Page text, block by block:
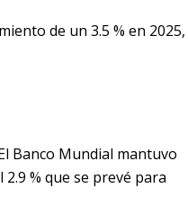
de un 3.5 % en 2025,
Banco Mundial mantuvo
% que se prevé para